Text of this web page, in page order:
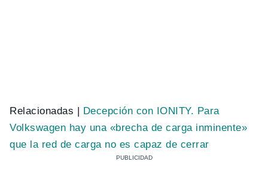
Relacionadas |
Decepción con IONITY. Para
Volkswagen hay una «brecha de carga inminente»
que la red de carga no es capaz de cerrar